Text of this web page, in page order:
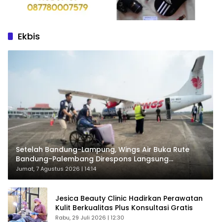
Ekbis
Setelah Bandung-Lampung, Wings Air Buka Rute
Bandung-Palembang Direspons Langsung
Penumpang
Jumat, 7 Agustus 2026 | 14:14
Jesica Beauty Clinic Hadirkan Perawatan
Kulit Berkualitas Plus Konsultasi Gratis
Rabu, 29 Juli 2026 | 12:30